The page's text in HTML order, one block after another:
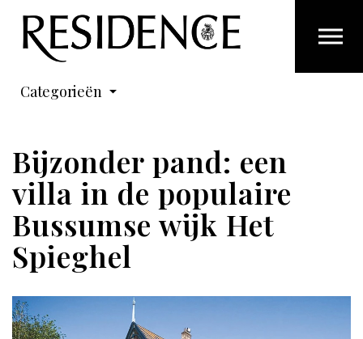
Overslaan en ga direct naar de inhoud
Categorieën
Bijzonder pand: een
villa in de populaire
Bussumse wijk Het
Spieghel